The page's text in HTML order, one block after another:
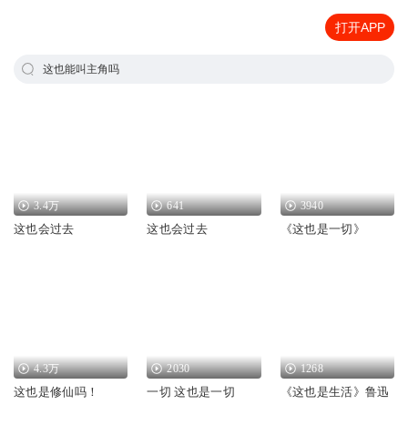
打开APP
这也能叫主角吗
3.4万
这也会过去
641
这也会过去
3940
《这也是一切》
4.3万
这也是修仙吗！
2030
一切 这也是一切
1268
《这也是生活》鲁迅